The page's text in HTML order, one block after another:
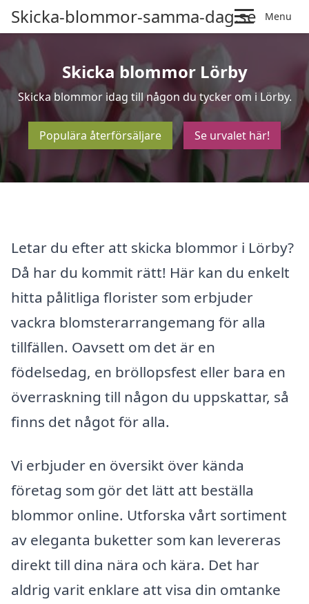
Skicka-blommor-samma-dag.se Menu
Skicka blommor Lörby
Skicka blommor idag till någon du tycker om i Lörby.
Populära återförsäljare Se urvalet här!
Letar du efter att skicka blommor i Lörby?
Då har du kommit rätt! Här kan du enkelt
hitta pålitliga florister som erbjuder
vackra blomsterarrangemang för alla
tillfällen. Oavsett om det är en
födelsedag, en bröllopsfest eller bara en
överraskning till någon du uppskattar, så
finns det något för alla.
Vi erbjuder en översikt över kända
företag som gör det lätt att beställa
blommor online. Utforska vårt sortiment
av eleganta buketter som kan levereras
direkt till dina nära och kära. Det har
aldrig varit enklare att visa din omtanke